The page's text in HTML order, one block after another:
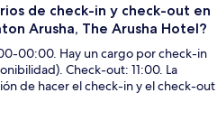
de check-in y check-out en
Arusha, The Arusha Hotel?
00:00. Hay un cargo por check-in
Check-out: 11:00. La
de hacer el check-in y el check-out